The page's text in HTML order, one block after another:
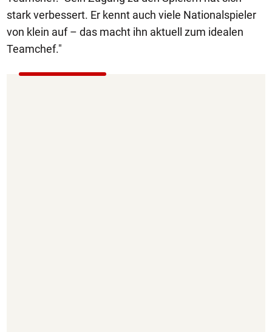
stark verbessert. Er kennt auch viele Nationalspieler
von klein auf – das macht ihn aktuell zum idealen
Teamchef."